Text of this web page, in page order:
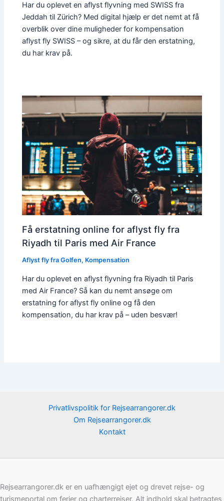
Har du oplevet en aflyst flyvning med SWISS fra
Jeddah til Zürich? Med digital hjælp er det nemt at få
overblik over dine muligheder for kompensation
aflyst fly SWISS – og sikre, at du får den erstatning,
du har krav på.
Få erstatning online for aflyst fly fra
Riyadh til Paris med Air France
Aflyst fly fra Golfen, Kompensation
Har du oplevet en aflyst flyvning fra Riyadh til Paris
med Air France? Så kan du nemt ansøge om
erstatning for aflyst fly online og få den
kompensation, du har krav på – uden besvær!
Privatlivspolitik for Rejsearrangorer.dk
Om Rejsearrangorer.dk
Kontakt
Rejsearrangorer.dk er en uafhængigt ejet og drevet rejse- og
turismeportal om ferier og charterrejser. Alt indhold skal betragtes